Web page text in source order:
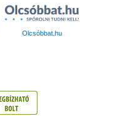
Olcsóbbat.hu